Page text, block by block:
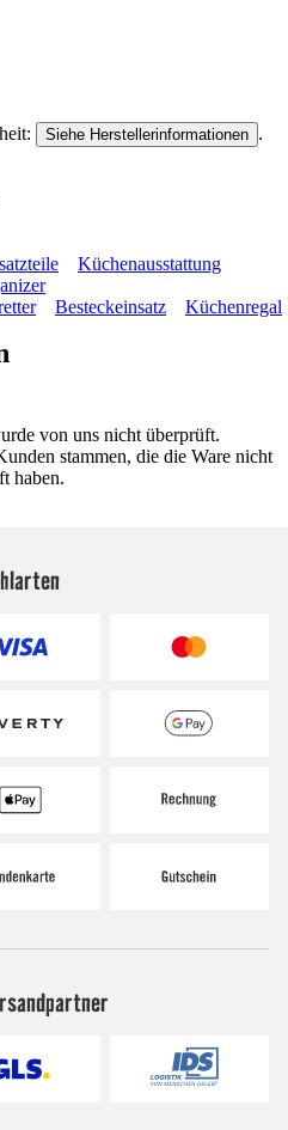
Siehe Herstellerinformationen .
Küchenausstattung
Besteckeinsatz Küchenregal
von uns nicht überprüft.
stammen, die die Ware nicht
haben.